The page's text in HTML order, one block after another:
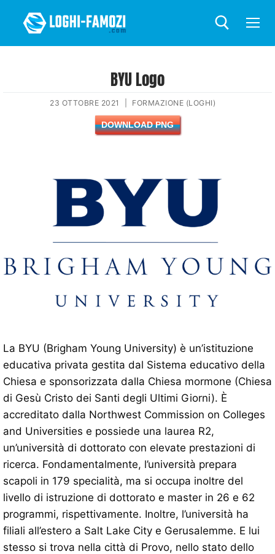
BYU Logo
23 OTTOBRE 2021 FORMAZIONE (LOGHI)
DOWNLOAD PNG
La BYU (Brigham Young University) è un’istituzione
educativa privata gestita dal Sistema educativo della
Chiesa e sponsorizzata dalla Chiesa mormone (Chiesa
di Gesù Cristo dei Santi degli Ultimi Giorni). È
accreditato dalla Northwest Commission on Colleges
and Universities e possiede una laurea R2,
un’università di dottorato con elevate prestazioni di
ricerca. Fondamentalmente, l’università prepara
scapoli in 179 specialità, ma si occupa inoltre del
livello di istruzione di dottorato e master in 26 e 62
programmi, rispettivamente. Inoltre, l’università ha
filiali all’estero a Salt Lake City e Gerusalemme. E lui
stesso si trova nella città di Provo, nello stato dello